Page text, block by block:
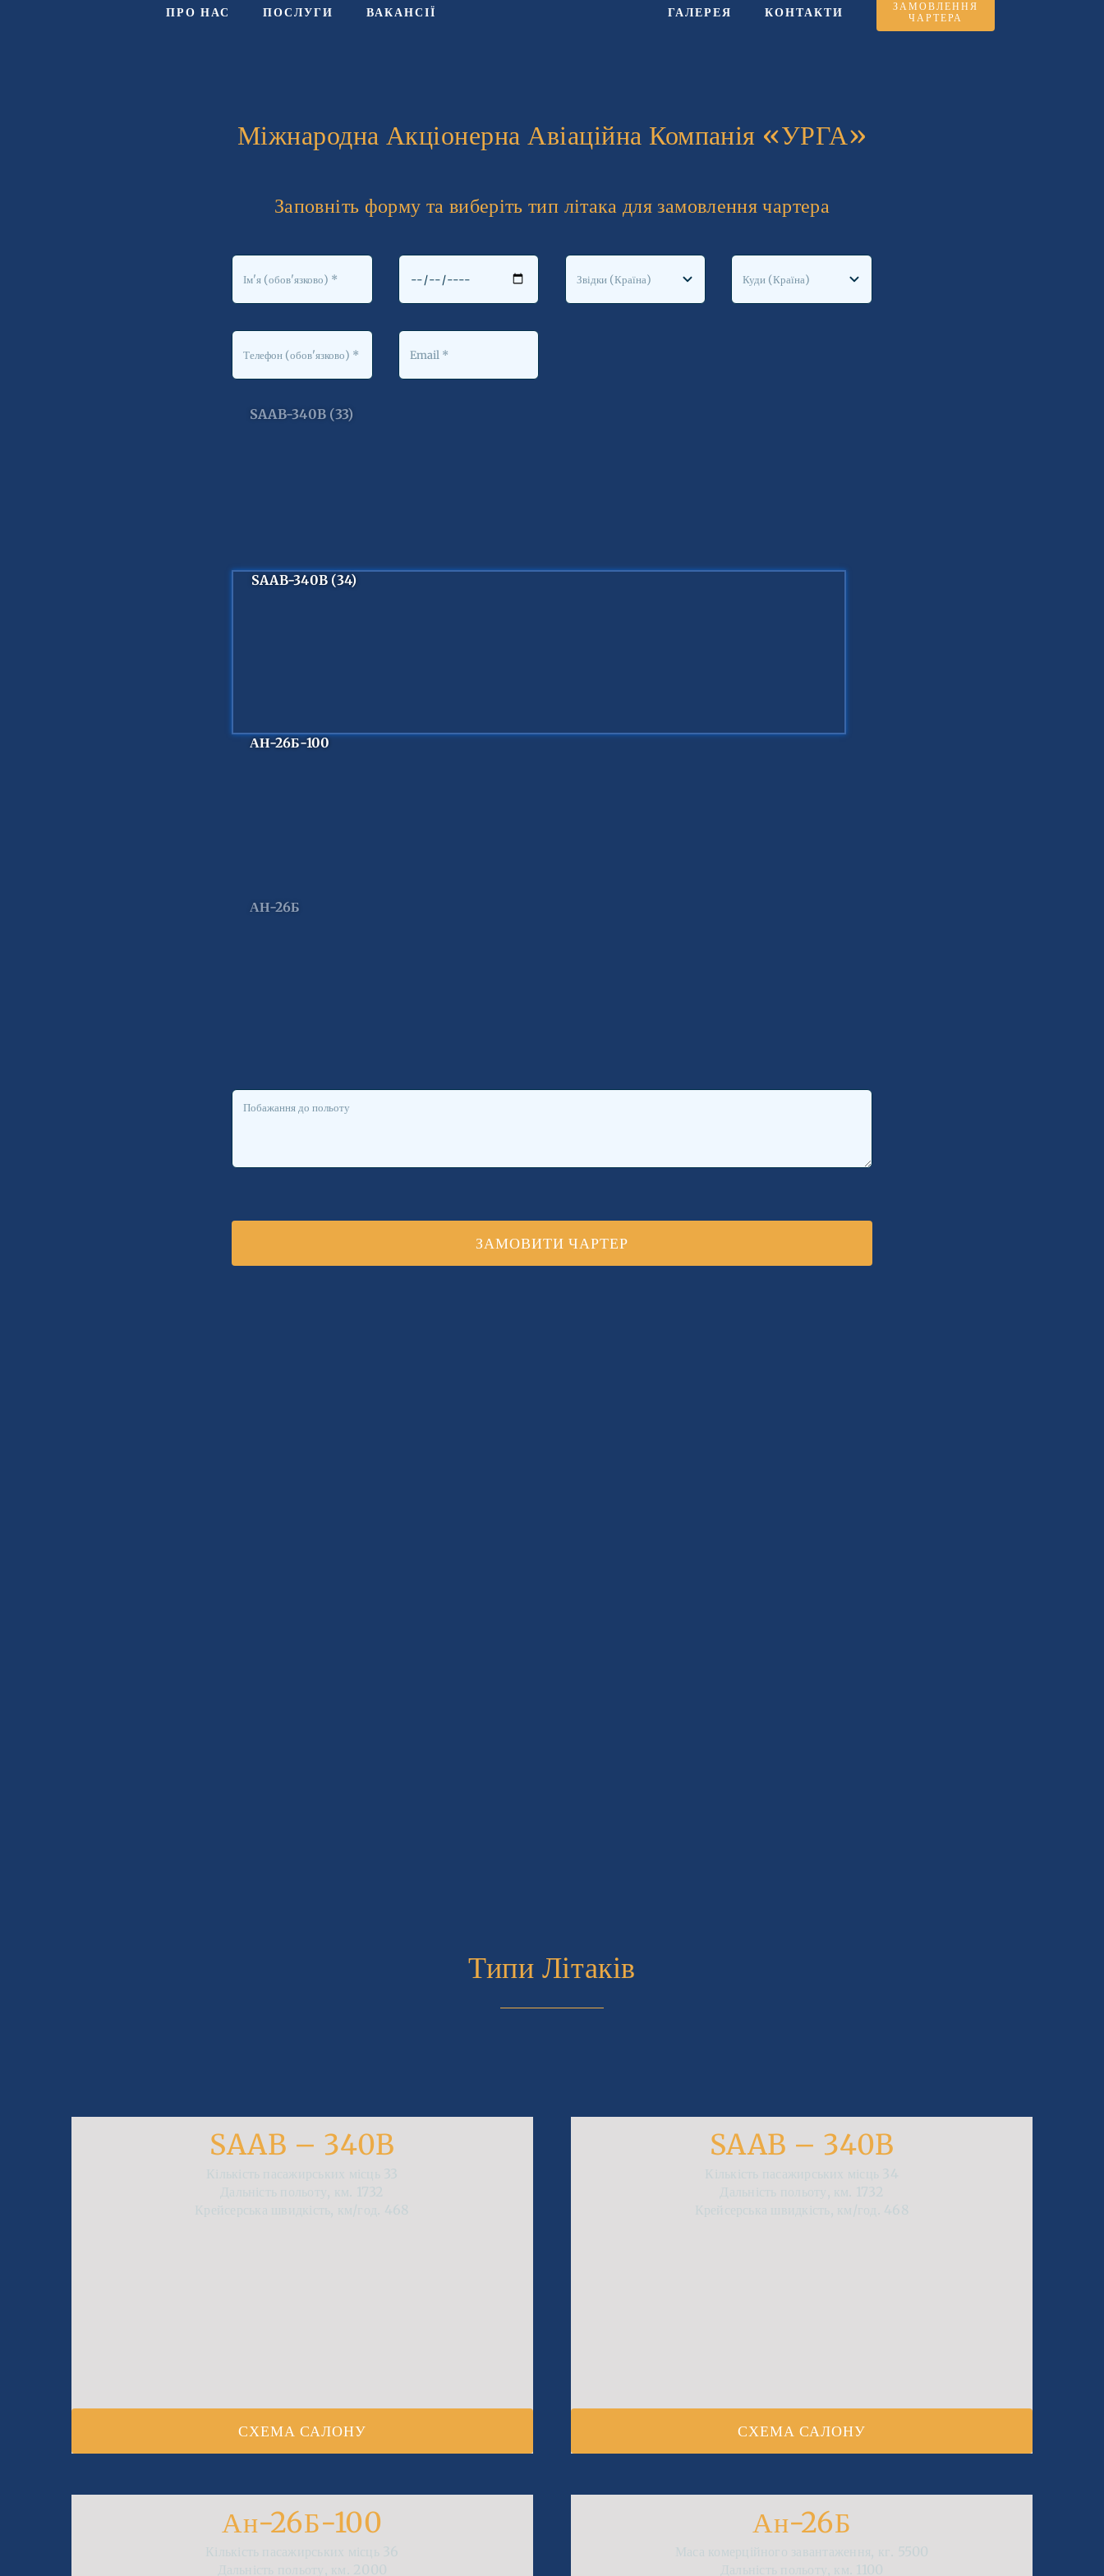
ПРО НАС ПОСЛУГИ ВАКАНСІЇ ГАЛЕРЕЯ КОНТАКТИ
ЗАМОВЛЕННЯ
ЧАРТЕРА
Міжнародна Акціонерна Авіаційна Компанія «УРГА»
Заповніть форму та виберіть тип літака для замовлення чартера
SAAB-340B (33)
SAAB-340B (34)
АН-26Б-100
АН-26Б
ЗАМОВИТИ ЧАРТЕР
Типи Літаків
SAAB – 340B
Кількість пасажирських місць
33
Дальність польоту, км. 1732
Крейсерська швидкість, км/год. 468
СХЕМА САЛОНУ
SAAB – 340B
Кількість пасажирських місць
34
Дальність польоту, км. 1732
Крейсерська швидкість, км/год. 468
СХЕМА САЛОНУ
Ан-26Б-100
Кількість пасажирських місць
36
Дальність польоту, км. 2000
Ан-26Б
Маса комерційного завантаження, кг.
5500
Дальність польоту, км. 1100